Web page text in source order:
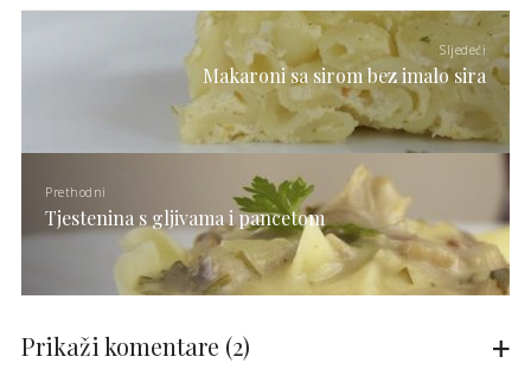
Sljedeći
Makaroni sa sirom bez imalo sira
Prethodni
Tjestenina s gljivama i pancetom
Prikaži komentare (2)